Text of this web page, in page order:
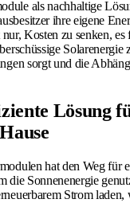
als nachhaltige
ihre eigene
Kosten zu senken,
sorgt und die
Lösung
hat den Weg für
die Sonnenenergie
Strom laden,